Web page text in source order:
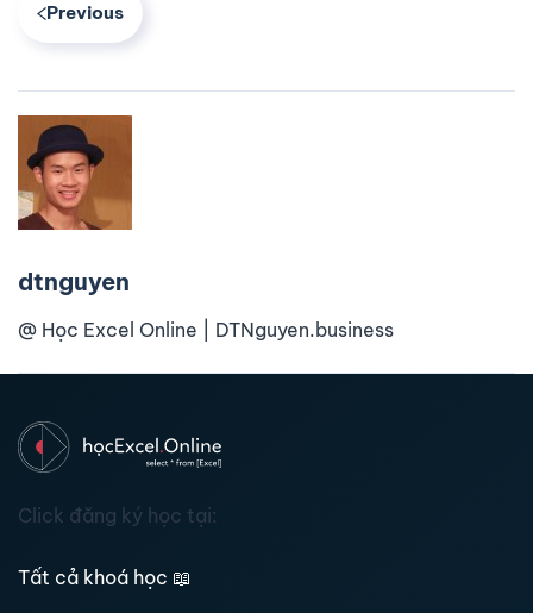
Previous
dtnguyen
@ Học Excel Online | DTNguyen.business
Click đăng ký học tại:
Tất cả khoá học 📖